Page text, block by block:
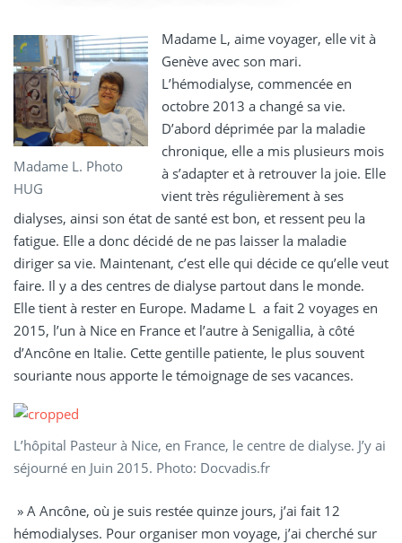
Madame L. Photo
HUG
Madame L, aime voyager, elle vit à
Genève avec son mari.
L’hémodialyse, commencée en
octobre 2013 a changé sa vie.
D’abord déprimée par la maladie
chronique, elle a mis plusieurs mois
à s’adapter et à retrouver la joie. Elle
vient très régulièrement à ses
dialyses, ainsi son état de santé est bon, et ressent peu la
fatigue. Elle a donc décidé de ne pas laisser la maladie
diriger sa vie. Maintenant, c’est elle qui décide ce qu’elle veut
faire. Il y a des centres de dialyse partout dans le monde.
Elle tient à rester en Europe. Madame L a fait 2 voyages en
2015, l’un à Nice en France et l’autre à Senigallia, à côté
d’Ancône en Italie. Cette gentille patiente, le plus souvent
souriante nous apporte le témoignage de ses vacances.
L’hôpital Pasteur à Nice, en France, le centre de dialyse. J’y ai
séjourné en Juin 2015. Photo: Docvadis.fr
» A Ancône, où je suis restée quinze jours, j’ai fait 12
hémodialyses. Pour organiser mon voyage, j’ai cherché sur